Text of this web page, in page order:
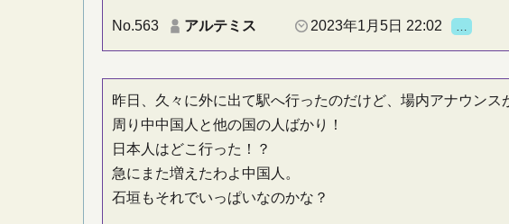
No.563 アルテミス 2023年1月5日 22:02
昨日、久々に外に出て駅へ行ったのだけど、場内アナウンス
周り中中国人と他の国の人ばかり！
日本人はどこ行った！？
急にまた増えたわよ中国人。
石垣もそれでいっぱいなのかな？